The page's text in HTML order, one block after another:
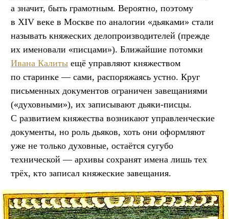
а значит, быть грамотным. Вероятно, поэтому
в XIV веке в Москве по аналогии «дьяками» стали
называть княжеских делопроизводителей (прежде
их именовали «писцами»). Ближайшие потомки
Ивана Калиты ещё управляют княжеством
по старинке — сами, распоряжаясь устно. Круг
письменных документов ограничен завещаниями
(«духовными»), их записывают дьяки-писцы.
С развитием княжества возникают управленческие
документы, но роль дьяков, хоть они оформляют
уже не только духовные, остаётся сугубо
технической — архивы сохранят имена лишь тех
трёх, кто записал княжеские завещания.